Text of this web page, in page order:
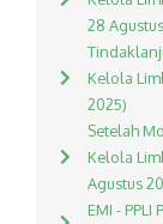
28
Kelola
2025)
Setelah
Kelola
Agustus
EMI -